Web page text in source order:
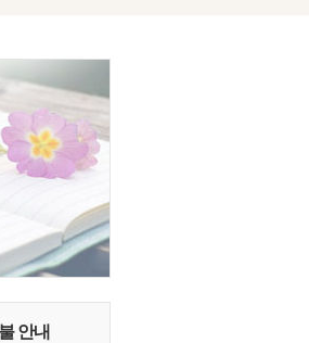
안내